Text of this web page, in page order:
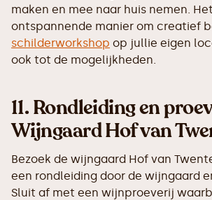
maken en mee naar huis nemen.
ontspannende manier om creatief
schilderworkshop op jullie eigen
ook tot de mogelijkheden.
11.Rondleiding en
Wijngaard Hof van
Bezoek de wijngaard Hof van
een rondleiding door de wijngaard
Sluit af met een wijnproeverij